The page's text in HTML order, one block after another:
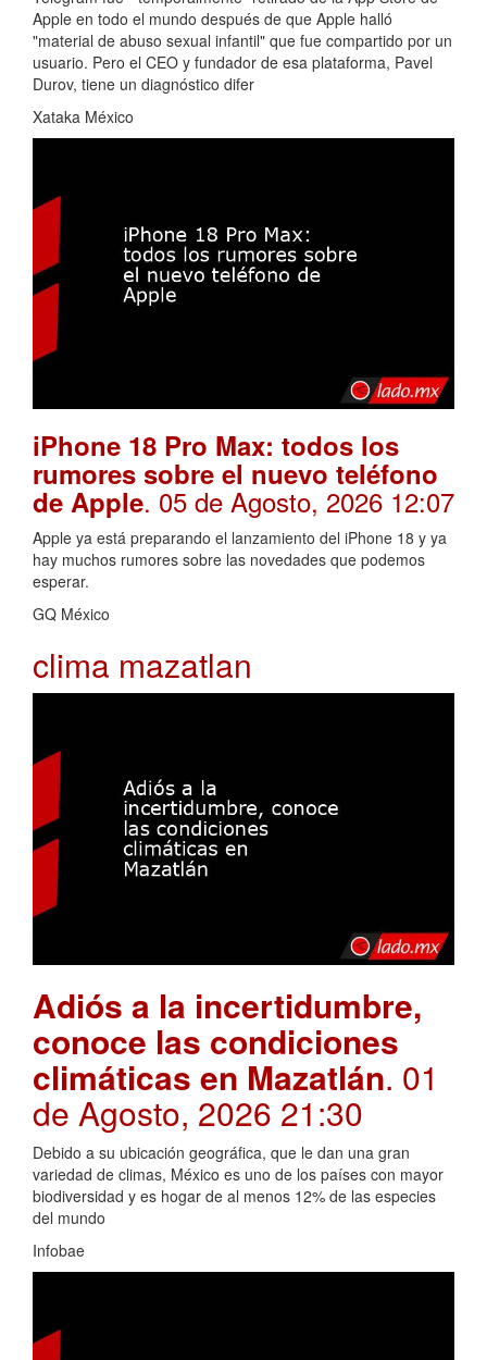
Apple en todo el mundo después de que Apple halló
"material de abuso sexual infantil" que fue compartido por un
usuario. Pero el CEO y fundador de esa plataforma, Pavel
Durov, tiene un diagnóstico difer
Xataka México
iPhone 18 Pro Max: todos los
rumores sobre el nuevo teléfono
de Apple. 05 de Agosto, 2026 12:07
Apple ya está preparando el lanzamiento del iPhone 18 y ya
hay muchos rumores sobre las novedades que podemos
esperar.
GQ México
clima mazatlan
Adiós a la incertidumbre,
conoce las condiciones
climáticas en Mazatlán. 01
de Agosto, 2026 21:30
Debido a su ubicación geográfica, que le dan una gran
variedad de climas, México es uno de los países con mayor
biodiversidad y es hogar de al menos 12% de las especies
del mundo
Infobae